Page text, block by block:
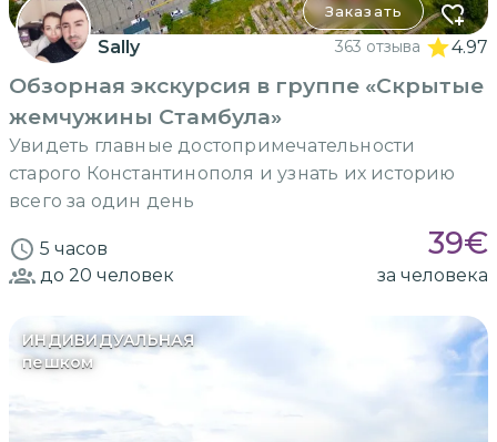
Заказать
Sally 363 отзыва 4.97
Обзорная экскурсия в группе «Скрытые
жемчужины Стамбула»
Увидеть главные достопримечательности
старого Константинополя и узнать их историю
всего за один день
5 часов 39€
до 20 человек за человека
ИНДИВИДУАЛЬНАЯ
пешком